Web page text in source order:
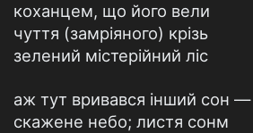
коханцем, що його вели
чуття (замріяного) крізь
зелений містерійний ліс
аж тут вривався інший сон —
скажене небо; листя сонм